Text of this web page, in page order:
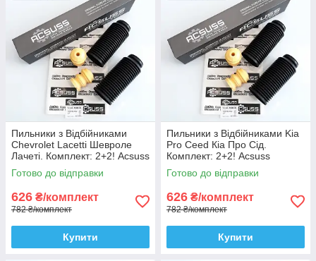
Пильники з Відбійниками
Chevrolet Lacetti Шевроле
Лачеті. Комплект: 2+2! Acsuss
КОРЕЯ!
Готово до відправки
626 ₴/комплект
782 ₴/комплект
Купити
Пильники з Відбійниками Kia
Pro Ceed Кіа Про Сід.
Комплект: 2+2! Acsuss
КОРЕЯ!
Готово до відправки
626 ₴/комплект
782 ₴/комплект
Купити